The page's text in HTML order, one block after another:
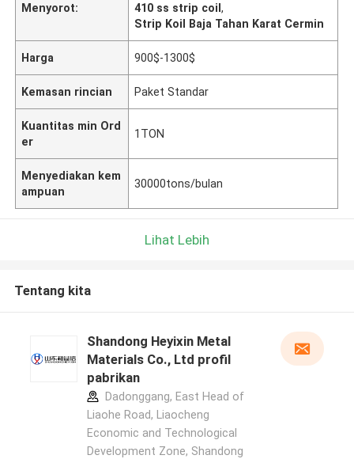
Menyorot:
410 ss strip coil,
Strip Koil Baja Tahan Karat Cermin
Harga 900$-1300$
Kemasan rincian Paket Standar
Kuantitas min Ord
er
1TON
Menyediakan kem
ampuan
30000tons/bulan
Lihat Lebih
Tentang kita
Shandong Heyixin Metal
Materials Co., Ltd profil
pabrikan
Dadonggang, East Head of
Liaohe Road, Liaocheng
Economic and Technological
Development Zone, Shandong